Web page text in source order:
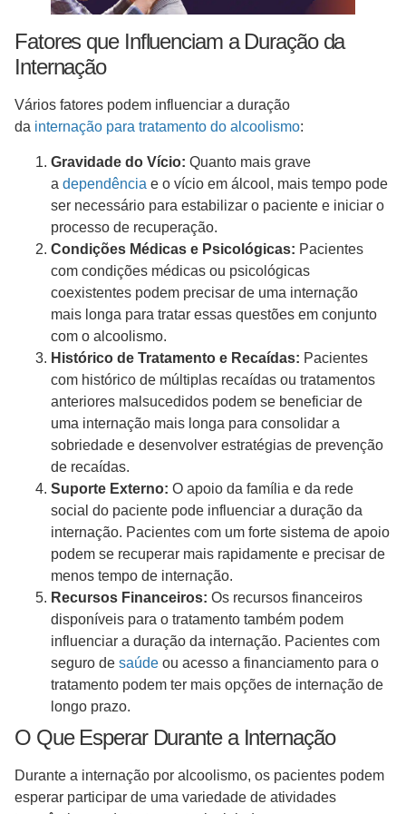
Fatores que Influenciam a Duração da
Internação
Vários fatores podem influenciar a duração
da internação para tratamento do alcoolismo:
Gravidade do Vício: Quanto mais grave
a dependência e o vício em álcool, mais tempo pode
ser necessário para estabilizar o paciente e iniciar o
processo de recuperação.
Condições Médicas e Psicológicas: Pacientes
com condições médicas ou psicológicas
coexistentes podem precisar de uma internação
mais longa para tratar essas questões em conjunto
com o alcoolismo.
Histórico de Tratamento e Recaídas: Pacientes
com histórico de múltiplas recaídas ou tratamentos
anteriores malsucedidos podem se beneficiar de
uma internação mais longa para consolidar a
sobriedade e desenvolver estratégias de prevenção
de recaídas.
Suporte Externo: O apoio da família e da rede
social do paciente pode influenciar a duração da
internação. Pacientes com um forte sistema de apoio
podem se recuperar mais rapidamente e precisar de
menos tempo de internação.
Recursos Financeiros: Os recursos financeiros
disponíveis para o tratamento também podem
influenciar a duração da internação. Pacientes com
seguro de saúde ou acesso a financiamento para o
tratamento podem ter mais opções de internação de
longo prazo.
O Que Esperar Durante a Internação
Durante a internação por alcoolismo, os pacientes podem
esperar participar de uma variedade de atividades